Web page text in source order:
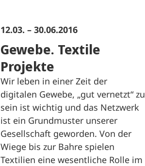
12.03. – 30.06.2016
Gewebe. Textile
Projekte
Wir leben in einer Zeit der
digitalen Gewebe, „gut vernetzt“ zu
sein ist wichtig und das Netzwerk
ist ein Grundmuster unserer
Gesellschaft geworden. Von der
Wiege bis zur Bahre spielen
Textilien eine wesentliche Rolle im